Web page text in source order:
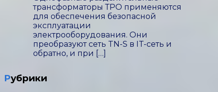
трансформаторы ТРО применяются
для обеспечения безопасной
эксплуатации
электрооборудования. Они
преобразуют сеть TN-S в IT-сеть и
обратно, и при […]
Рубрики